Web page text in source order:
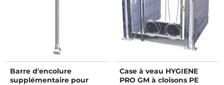
Barre d'encolure
supplémentaire pour
Case à veau HYGIENE
PRO GM à cloisons PE